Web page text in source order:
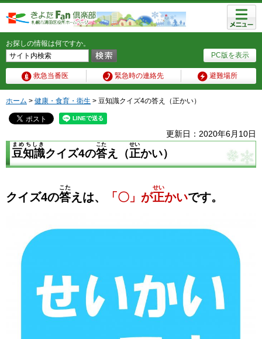
PC版を表示
お探しの情報は何ですか。
救急当番医 緊急時の連絡先 避難場所
メニュ
ー
ホーム > 健康・食育・衛生 > 豆知識クイズ4の答え（正かい）
更新日：2020年6月10日
豆知識
まめちしき
クイズ4の答
こた
え（正
せい
かい）
クイズ4の答
こた
えは、 「〇」 が正
せい
かいです。